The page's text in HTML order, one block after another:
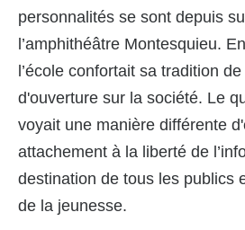
personnalités se sont depuis
l’amphithéâtre Montesquieu.
l’école confortait sa tradition
d'ouverture sur la société. Le
voyait une manière différente
attachement à la liberté de
destination de tous les publics
de la jeunesse.